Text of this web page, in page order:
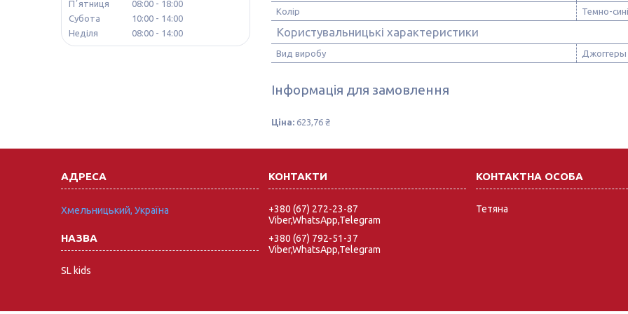
Колір Темно-
Користувальницькі характеристики
Вид виробу Джоггеры
Інформація для замовлення
Ціна: 623,76 ₴
Пʼятниця 08:00
18:00
Субота
10:00
14:00
Неділя
08:00 14:00
Хмельницький, Україна
SL kids
+380 (67) 272-23-87
Viber,WhatsApp,Telegram
+380 (67) 792-51-37
Viber,WhatsApp,Telegram
Тетяна